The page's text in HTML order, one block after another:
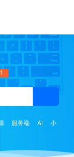
服务端 AI
小